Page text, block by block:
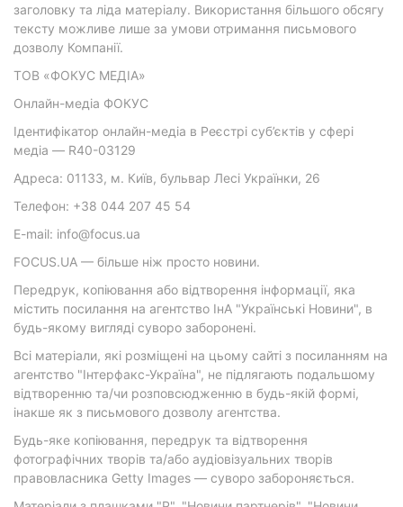
заголовку та ліда матеріалу. Використання більшого обсягу
тексту можливе лише за умови отримання письмового
дозволу Компанії.
ТОВ «ФОКУС МЕДІА»
Онлайн-медіа ФОКУС
Ідентифікатор онлайн-медіа в Реєстрі суб’єктів у сфері
медіа — R40-03129
Адреса: 01133, м. Київ, бульвар Лесі Українки, 26
Телефон: +38 044 207 45 54
E-mail: info@focus.ua
FOCUS.UA — більше ніж просто новини.
Передрук, копіювання або відтворення інформації, яка
містить посилання на агентство ІнА "Українські Новини", в
будь-якому вигляді суворо заборонені.
Всі матеріали, які розміщені на цьому сайті з посиланням на
агентство "Інтерфакс-Україна", не підлягають подальшому
відтворенню та/чи розповсюдженню в будь-якій формі,
інакше як з письмового дозволу агентства.
Будь-яке копіювання, передрук та відтворення
фотографічних творів та/або аудіовізуальних творів
правовласника Getty Images — суворо забороняється.